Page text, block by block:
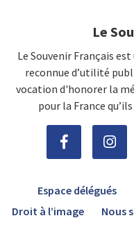
Le
Le Souvenir Français
reconnue d’utilité
vocation d'honorer la
pour la France
Espace délégués
Droit à l’image
Nous